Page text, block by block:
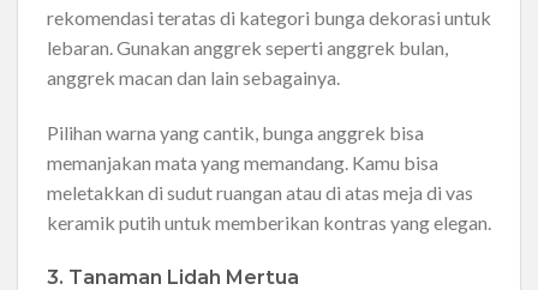
rekomendasi teratas di kategori bunga dekorasi untuk
lebaran. Gunakan anggrek seperti anggrek bulan,
anggrek macan dan lain sebagainya.
Pilihan warna yang cantik, bunga anggrek bisa
memanjakan mata yang memandang. Kamu bisa
meletakkan di sudut ruangan atau di atas meja di vas
keramik putih untuk memberikan kontras yang elegan.
3. Tanaman Lidah Mertua